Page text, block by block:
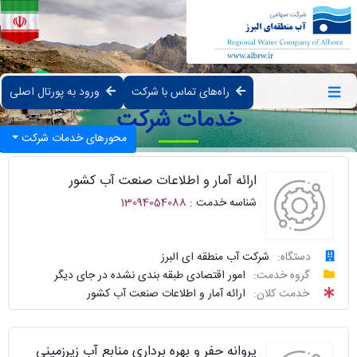
ورود به پورتال اصلی راه‌های تماس با شرکت
محورهای خدمات شرکتخدمات شرکت
ارائه آمار و اطلاعات صنعت آب کشور
شناسه خدمت : 13094054088
دستگاه:
شرکت آب منطقه ای البرز
گروه خدمت:
امور اقتصادی طبقه بندی نشده در جای دیگر
خدمت کلان:
ارائه آمار و اطلاعات صنعت آب کشور
درخواست
پیگیری
واحد
پروانه حفر و بهره برداری منابع آب زیرزمینی